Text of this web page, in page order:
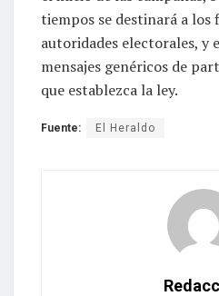
tiempos se destinará a los
autoridades electorales, y
mensajes genéricos de
que establezca la ley.
Fuente: El Heraldo